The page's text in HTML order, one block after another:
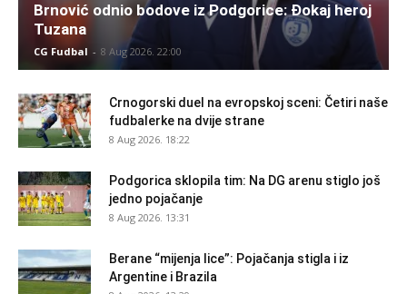
Brnović odnio bodove iz Podgorice: Đokaj heroj
Tuzana
CG Fudbal - 8 Aug 2026. 22:00
Crnogorski duel na evropskoj sceni: Četiri naše
fudbalerke na dvije strane
8 Aug 2026. 18:22
Podgorica sklopila tim: Na DG arenu stiglo još
jedno pojačanje
8 Aug 2026. 13:31
Berane “mijenja lice”: Pojačanja stigla i iz
Argentine i Brazila